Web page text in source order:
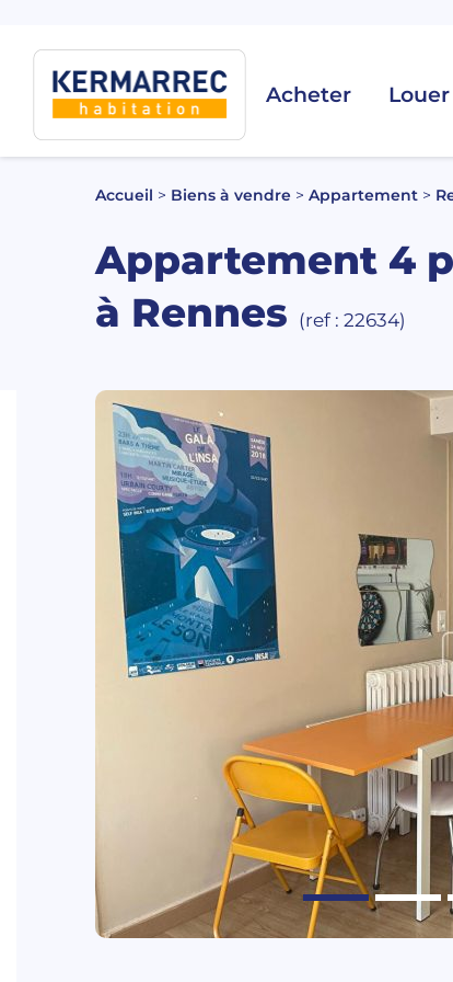
Acheter Louer
Accueil > Biens à vendre > Appartement >
Appartement 4
à Rennes (ref : 22634)